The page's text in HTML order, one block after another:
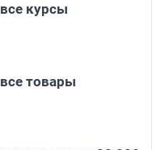
курсы
товары